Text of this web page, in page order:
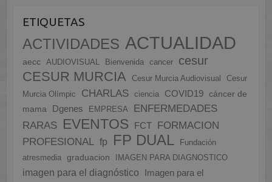
ETIQUETAS
ACTIVIDADES ACTUALIDAD
aecc AUDIOVISUAL Bienvenida cancer cesur
CESUR MURCIA Cesur Murcia Audiovisual
Cesur
Murcia Olímpic
CHARLAS ciencia COVID19
cáncer de
mama
Dgenes EMPRESA
ENFERMEDADES
RARAS EVENTOS FCT
FORMACION
PROFESIONAL fp FP DUAL
Fundación
atresmedia
graduacion IMAGEN PARA DIAGNOSTICO
imagen para el diagnóstico
Imagen para el